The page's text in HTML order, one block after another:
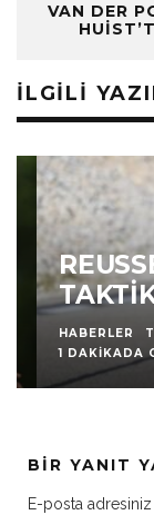
VAN DER
İLGILI
TAKTIK
HABERLER
1 DAKIKADA
BIR YANIT
E-posta